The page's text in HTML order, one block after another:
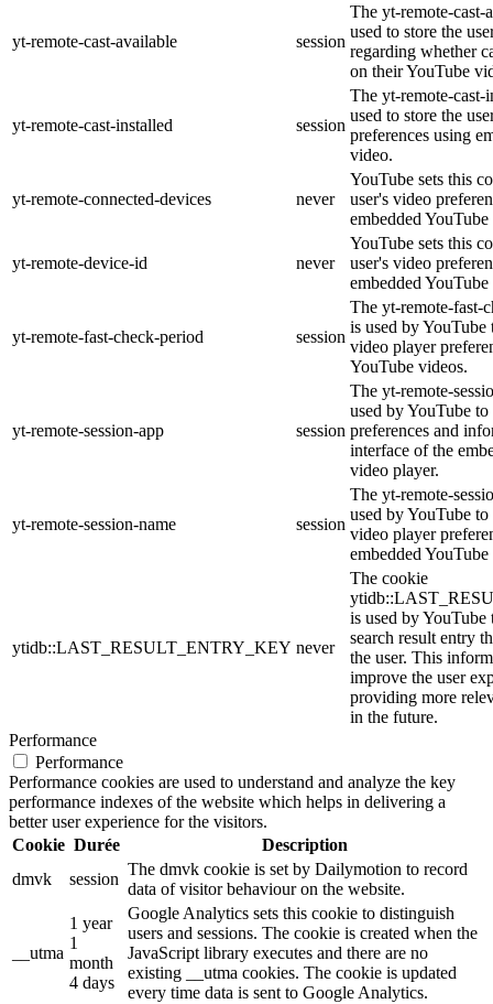
yt-remote-cast-available session
The yt-remote-cast-
used to store the
regarding whether
on their YouTube
yt-remote-cast-installed session
The yt-remote-cast-
used to store the
preferences using
video.
yt-remote-connected-devices never
YouTube sets this
user's video
embedded
yt-remote-device-id never
YouTube sets this
user's video
embedded
yt-remote-fast-check-period session
The yt-remote-fast-
is used by YouTube
video player
YouTube videos.
yt-remote-session-app session
The yt-remote-
used by YouTube to
preferences and
interface of the
video player.
yt-remote-session-name session
The yt-remote-
used by YouTube to
video player
embedded
ytidb::LAST_RESULT_ENTRY_KEY never
The cookie
is used by YouTube
search result entry
the user. This
improve the user
providing more
in the future.
Performance
Performance
Performance cookies are used to understand and analyze the key
performance indexes of the website which helps in delivering a
better user experience for the visitors.
Cookie Durée
Description
dmvk
session
The dmvk cookie is set by Dailymotion to record
data of visitor behaviour on the website.
__utma
1 year
1
month
4 days
Google Analytics sets this cookie to distinguish
users and sessions. The cookie is created when the
JavaScript library executes and there are no
existing __utma cookies. The cookie is updated
every time data is sent to Google Analytics.